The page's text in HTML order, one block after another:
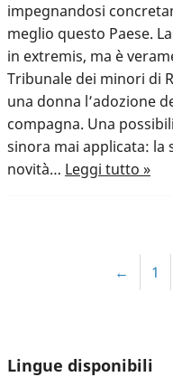
impegnandosi
meglio questo Paese.
in extremis, ma è
Tribunale dei minori di
una donna l’adozione
compagna. Una
sinora mai applicata: la
novità… Leggi tutto »
← 1
Lingue disponibili